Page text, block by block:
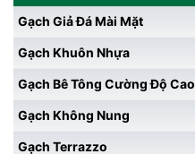
Gạch Giả Đá Mài Mặt
Gạch Khuôn Nhựa
Gạch Bê Tông Cường Độ Cao
Gạch Không Nung
Gạch Terrazzo